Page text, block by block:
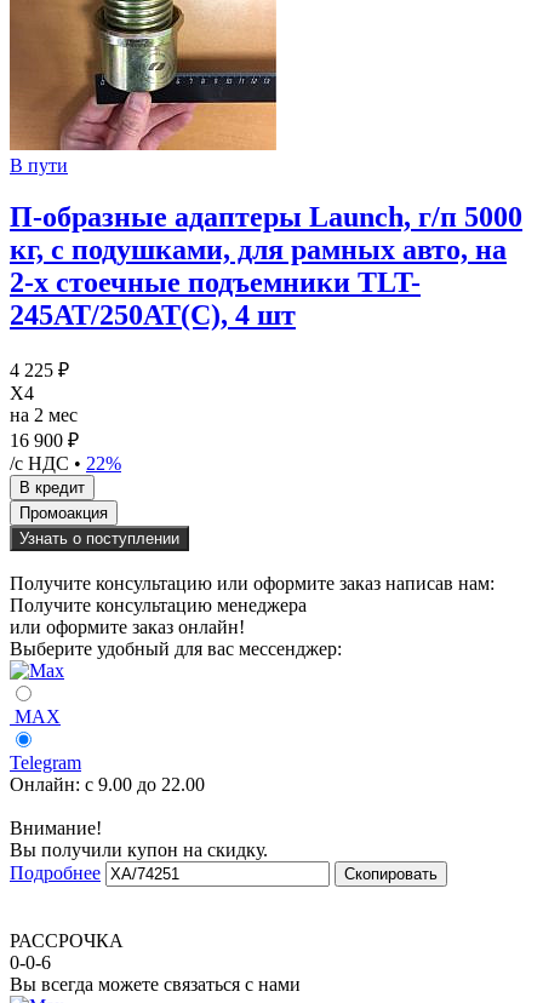
В пути
П-образные адаптеры Launch, г/п 5000
кг, с подушками, для рамных авто, на
2-х стоечные подъемники TLT-
245AT/250AT(C), 4 шт
4 225 ₽
X4
на 2 мес
16 900 ₽
/с НДС • 22%
Узнать о поступлении
Получите консультацию или оформите заказ написав нам:
Получите консультацию менеджера
или оформите заказ онлайн!
Выберите удобный для вас мессенджер:
MAX
Telegram
Онлайн: с 9.00 до 22.00
Внимание!
Вы получили купон на скидку.
Подробнее
Скопировать
РАССРОЧКА
0-0-6
Вы всегда можете связаться с нами